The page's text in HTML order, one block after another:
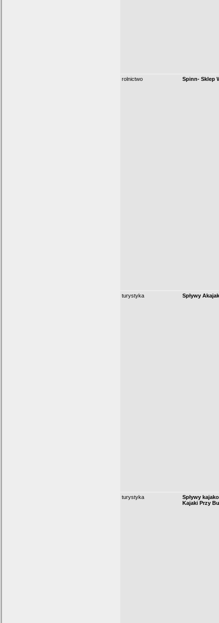
rolnictwo Spinn- Sklep
turystyka Spływy Akajak
turystyka
Spływy
Kajaki Przy